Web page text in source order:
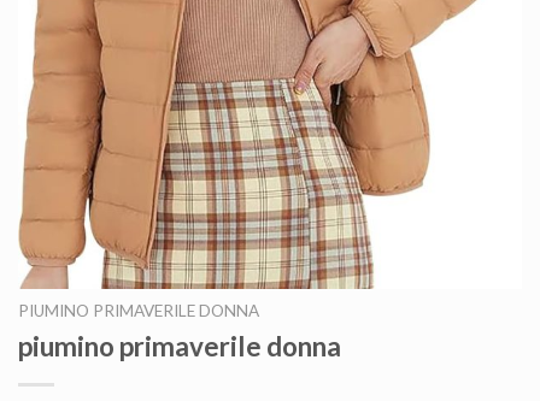
PIUMINO PRIMAVERILE DONNA
piumino primaverile donna